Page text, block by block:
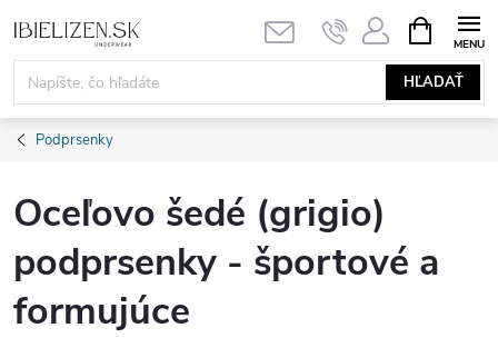
na
obsah
HĽADAŤ
KOŠÍK
Podprsenky
Oceľovo šedé (grigio)
podprsenky - športové a
formujúce